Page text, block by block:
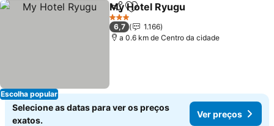
Escolha popular
PartilharAdicionar aos favoritos
My Hotel Ryugu
3 Estrelas
6,7
1.166
a 0.6 km de Centro da cidade
Selecione as datas para ver os preços
exatos.
Ver preços